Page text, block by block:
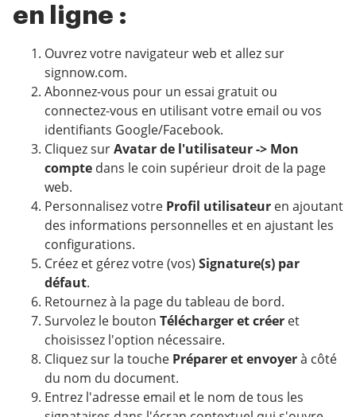
en ligne :
Ouvrez votre navigateur web et allez sur
signnow.com.
Abonnez-vous pour un essai gratuit ou
connectez-vous en utilisant votre email ou vos
identifiants Google/Facebook.
Cliquez surAvatar de l'utilisateur -> Mon
compte dans le coin supérieur droit de la page
web.
Personnalisez votre Profil utilisateur en ajoutant
des informations personnelles et en ajustant les
configurations.
Créez et gérez votre (vos) Signature(s) par
défaut.
Retournez à la page du tableau de bord.
Survolez le bouton Télécharger et créer et
choisissez l'option nécessaire.
Cliquez sur la touche Préparer et envoyerà côté
du nom du document.
Entrez l'adresse email et le nom de tous les